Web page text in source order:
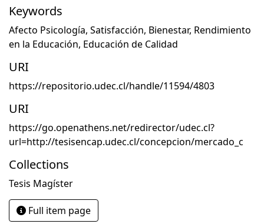
Keywords
Afecto Psicología, Satisfacción, Bienestar, Rendimiento
en la Educación, Educación de Calidad
URI
https://repositorio.udec.cl/handle/11594/4803
URI
https://go.openathens.net/redirector/udec.cl?
url=http://tesisencap.udec.cl/concepcion/mercado_c
Collections
Tesis Magíster
Full item page